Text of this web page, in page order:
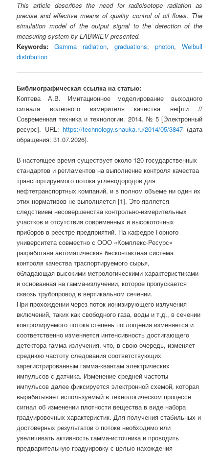
This article describes the need for radioisotope radiation as
precise and effective means of quality control of oil flows. The
simulation model of the output signal to the detection of the
measuring system by LABWIEV presented.
Keywords:
Gamma radiation, graduations, photon, Weibull
distribution
Библиографическая ссылка на статью:
Коптева А.В. Имитационное моделирование выходного
сигнала волнового измерителя качества нефти //
Современная техника и технологии. 2014. № 5 [Электронный
ресурс]. URL: https://technology.snauka.ru/2014/05/3847 (дата
обращения: 31.07.2026).
В настоящее время существует около 120 государственных
стандартов и регламентов на выполнение контроля качества
транспортируемого потока углеводородов для
нефтетранспортных компаний, и в полном объеме ни один их
этих нормативов не выполняется [1]. Это является
следствием несовершенства контрольно-измерительных
участков и отсутствия современных и высокоточных
приборов в реестре предприятий. На кафедре Горного
университета совместно с ООО «Комплекс-Ресурс»
разработана автоматическая бесконтактная система
контроля качества траспортируемого сырья,
обладающая высокими метрологическими характеристиками
и основанная на гамма-излучении, которое пропускается
сквозь трубопровод в вертикальном сечении.
При прохождении через поток ионизирующего излучения
включений, таких как свободного газа, воды и т.д., в сечении
контролируемого потока степень поглощения изменяется и
соответственно изменяется интенсивность достигающего
детектора гамма-излучения, что, в свою очередь, изменяет
среднюю частоту следования соответствующих
зарегистрированным гамма-квантам электрических
импульсов с датчика. Изменение средней частоты
импульсов далее фиксируется электронной схемой, которая
вырабатывает используемый в технологическом процессе
сигнал об изменении плотности вещества в виде набора
градуировочных характеристик. Для получения стабильных и
достоверных результатов о потоке необходимо или
увеличивать активность гамма-источника и проводить
предварительную градуировку с целью нахождения